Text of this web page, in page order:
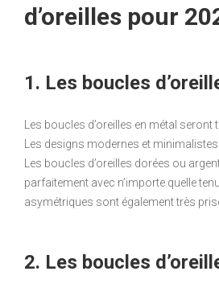
d’oreilles pour
1. Les boucles
Les boucles d’oreilles en métal seront
Les designs modernes et
Les boucles d’oreilles dorées ou
parfaitement avec n’importe quelle
asymétriques sont également très
2. Les boucles